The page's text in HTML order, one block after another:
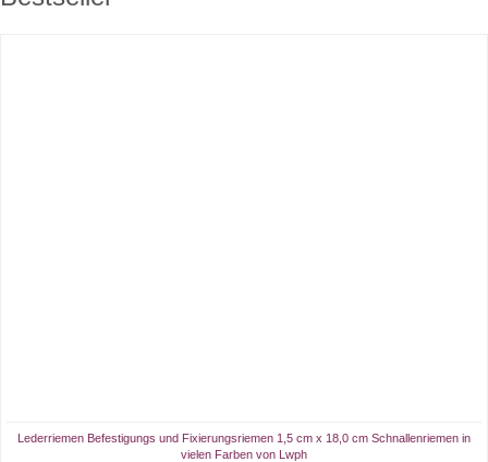
Lederriemen Befestigungs und Fixierungsriemen 1,5 cm x 18,0 cm Schnallenriemen in
vielen Farben von Lwph